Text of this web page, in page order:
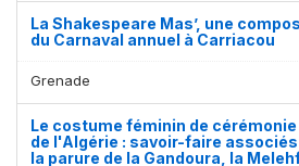
La Shakespeare Mas’, une
du Carnaval annuel à Carriacou
Grenade
Le costume féminin de
de l'Algérie : savoir-faire
la parure de la Gandoura, la